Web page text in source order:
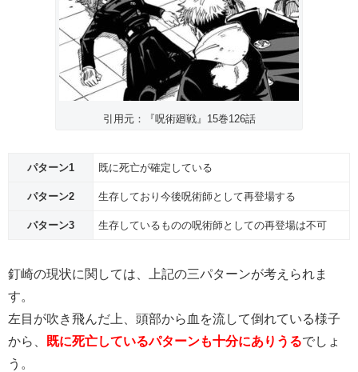
引用元：『呪術廻戦』15巻126話
パターン1 既に死亡が確定している
パターン2 生存しており今後呪術師として再登場する
パターン3 生存しているものの呪術師としての再登場は不可
釘崎の現状に関しては、上記の三パターンが考えられま
す。
左目が吹き飛んだ上、頭部から血を流して倒れている様子
から、
既に死亡しているパターンも十分にありうるでしょ
う。